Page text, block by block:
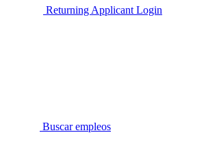
Returning Applicant Login
Buscar empleos